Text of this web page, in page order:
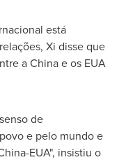
está
Xi disse que
a China e os EUA
de
e pelo mundo e
EUA", insistiu o